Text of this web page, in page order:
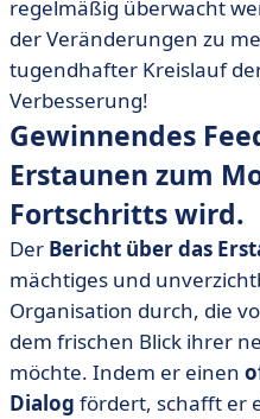
regelmäßig überwacht
der Veränderungen zu
tugendhafter Kreislauf
Verbesserung!
Gewinnendes
Erstaunen zum
Fortschritts wird.
Der Bericht über das
mächtiges und
Organisation durch, die
dem frischen Blick ihrer
möchte. Indem er einen
Dialog fördert, schafft er